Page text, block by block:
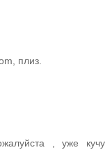
плиз.
, уже кучу